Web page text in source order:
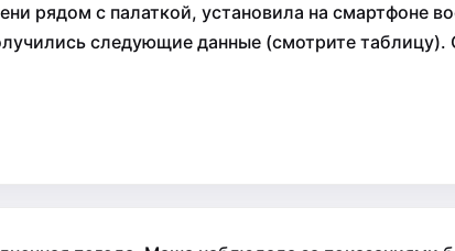
рядом с палаткой, установила на смартфоне
следующие данные (смотрите таблицу).